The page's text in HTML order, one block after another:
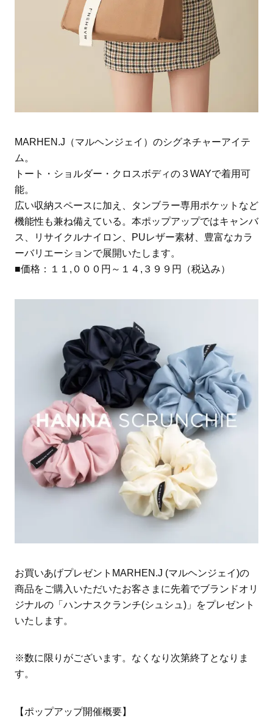
MARHEN.J（マルヘンジェイ）のシグネチャーアイテ
ム。
トート・ショルダー・クロスボディの３WAYで着用可
能。
広い収納スペースに加え、タンブラー専用ポケットなど
機能性も兼ね備えている。本ポップアップではキャンバ
ス、リサイクルナイロン、PUレザー素材、豊富なカラ
ーバリエーションで展開いたします。
■価格：１１,０００円～１４,３９９円（税込み）
お買いあげプレゼントMARHEN.J (マルヘンジェイ)の
商品をご購入いただいたお客さまに先着でブランドオリ
ジナルの「ハンナスクランチ(シュシュ)」をプレゼント
いたします。
※数に限りがございます。なくなり次第終了となりま
す。
【ポップアップ開催概要】